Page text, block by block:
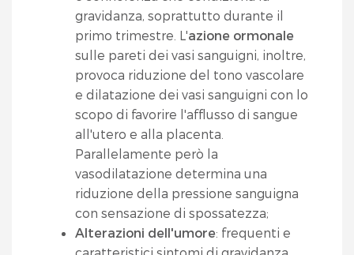
gravidanza, soprattutto durante il
primo trimestre. L'azione ormonale
sulle pareti dei vasi sanguigni, inoltre,
provoca riduzione del tono vascolare
e dilatazione dei vasi sanguigni con lo
scopo di favorire l'afflusso di sangue
all'utero e alla placenta.
Parallelamente però la
vasodilatazione determina una
riduzione della pressione sanguigna
con sensazione di spossatezza;
Alterazioni dell'umore: frequenti e